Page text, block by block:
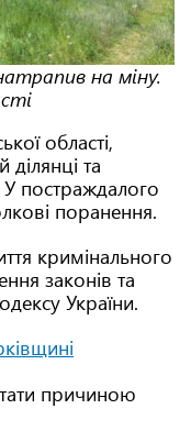
на міну.
області,
та
постраждалого
поранення.
кримінального
законів та
України.
причиною